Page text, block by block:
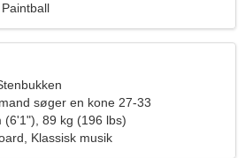
søger en kone 27-33
(6'1"), 89 kg (196 lbs)
Klassisk musik